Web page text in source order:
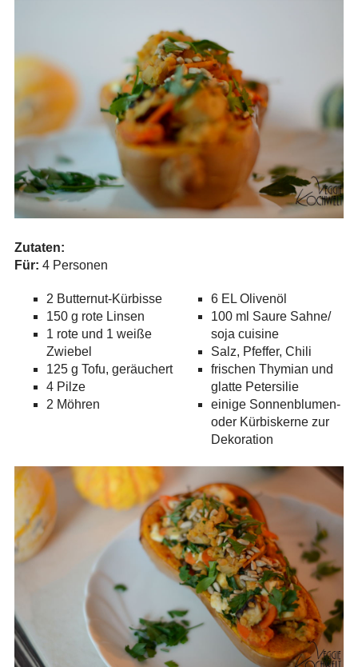
Zutaten:
Für: 4 Personen
2 Butternut-Kürbisse
150 g rote Linsen
1 rote und 1 weiße
Zwiebel
125 g Tofu, geräuchert
4 Pilze
2 Möhren
6 EL Olivenöl
100 ml Saure Sahne/
soja cuisine
Salz, Pfeffer, Chili
frischen Thymian und
glatte Petersilie
einige Sonnenblumen-
oder Kürbiskerne zur
Dekoration